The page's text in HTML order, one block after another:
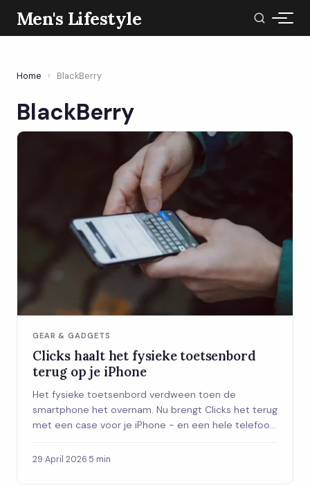
Men's Lifestyle
Home › BlackBerry
BlackBerry
GEAR & GADGETS
Clicks haalt het fysieke toetsenbord
terug op je iPhone
Het fysieke toetsenbord verdween toen de
smartphone het overnam. Nu brengt Clicks het terug
met een case voor je iPhone - en een hele telefoon
29 April 2026·5 min